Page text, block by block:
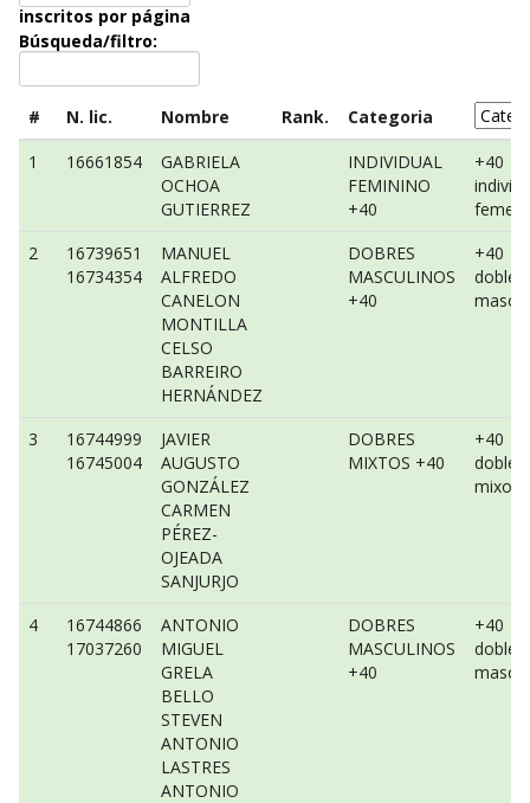
inscritos por página
Búsqueda/filtro:
# N. lic. Nombre Rank.
Categoria
1
16661854
GABRIELA
OCHOA
GUTIERREZ
INDIVIDUAL
FEMININO
+40
+40
2
16739651
16734354
MANUEL
ALFREDO
CANELON
MONTILLA
CELSO
BARREIRO
HERNÁNDEZ
DOBRES
MASCULINOS
+40
+40
dobles
3
16744999
16745004
JAVIER
AUGUSTO
GONZÁLEZ
CARMEN
PÉREZ-
OJEADA
SANJURJO
DOBRES
MIXTOS +40
+40
dobles
mixo
4
16744866
17037260
ANTONIO
MIGUEL
GRELA
BELLO
STEVEN
ANTONIO
LASTRES
ANTONIO
DOBRES
MASCULINOS
+40
+40
dobles